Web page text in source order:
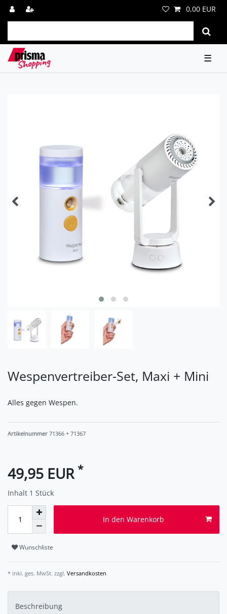
0,00 EUR
☰
Wespenvertreiber-Set, Maxi + Mini
Alles gegen Wespen.
Artikelnummer 71366 + 71367
49,95 EUR *
Inhalt 1 Stück
In den Warenkorb
Wunschliste
* inkl. ges. MwSt. zzgl. Versandkosten
Beschreibung